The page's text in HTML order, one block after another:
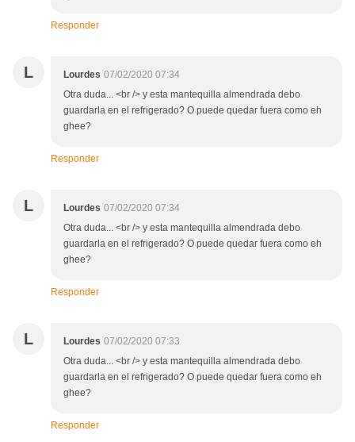
Responder
L Lourdes 07/02/2020 07:34
Otra duda... <br /> y esta mantequilla almendrada debo
guardarla en el refrigerado? O puede quedar fuera como eh
ghee?
Responder
L Lourdes 07/02/2020 07:34
Otra duda... <br /> y esta mantequilla almendrada debo
guardarla en el refrigerado? O puede quedar fuera como eh
ghee?
Responder
L Lourdes 07/02/2020 07:33
Otra duda... <br /> y esta mantequilla almendrada debo
guardarla en el refrigerado? O puede quedar fuera como eh
ghee?
Responder